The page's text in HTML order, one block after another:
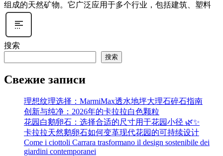
组成的天然矿物。它广泛应用于多个行业，包括建筑、塑料
搜索
搜索
Свежие записи
理想纹理选择：MarmiMax透水地坪大理石碎石指南
创新与纯净：2026年的卡拉拉白色颗粒
花园白鹅卵石：选择合适的尺寸用于花园小径 🌿✨
卡拉拉天然鹅卵石如何变革现代花园的可持续设计
Come i ciottoli Carrara trasformano il design sostenibile dei
giardini contemporanei